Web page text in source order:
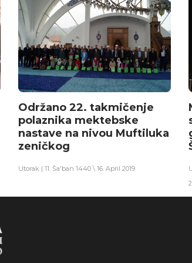
Održano 22. takmičenje
polaznika mektebske
nastave na nivou Muftiluka
zeničkog
Utorak | 11. Ša'ban 1440 \ 16. April 2019